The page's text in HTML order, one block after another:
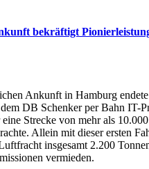
bekräftigt
Ankunft in Hamburg endete
DB Schenker per Bahn IT-
eine Strecke von mehr als
Allein mit dieser ersten
insgesamt 2.200
vermieden.